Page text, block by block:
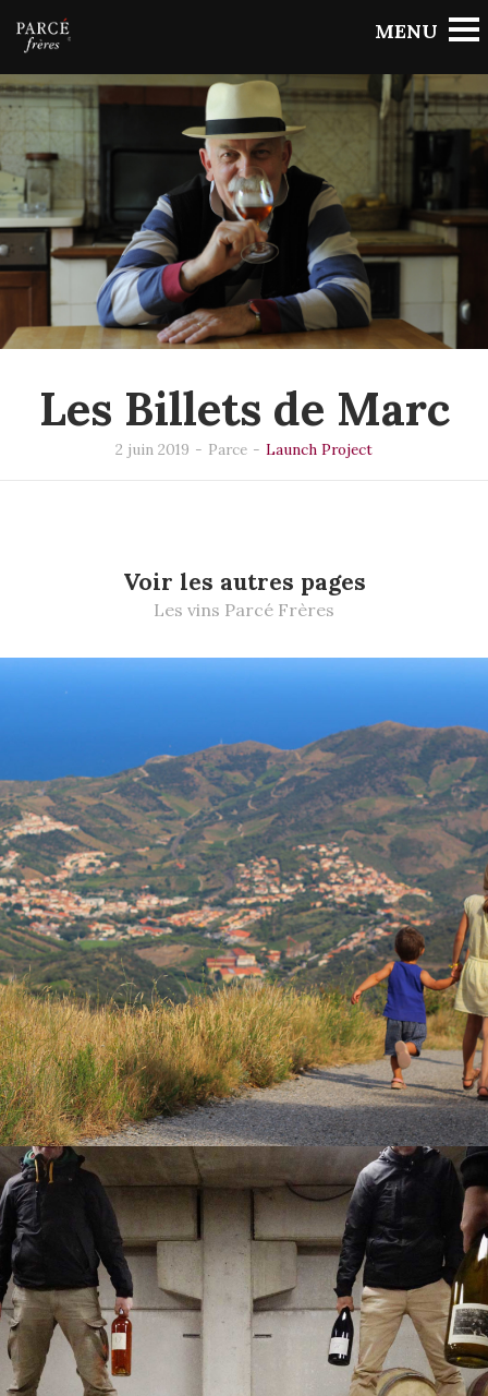
BACK TO PORTFOLIO
Les Billets de Marc
2 juin 2019 - Parce - Launch Project
Voir les autres pages
Les vins Parcé Frères